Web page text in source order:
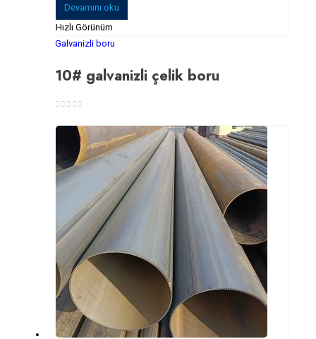
Devamını oku
Hızlı Görünüm
Galvanizli boru
10# galvanizli çelik boru